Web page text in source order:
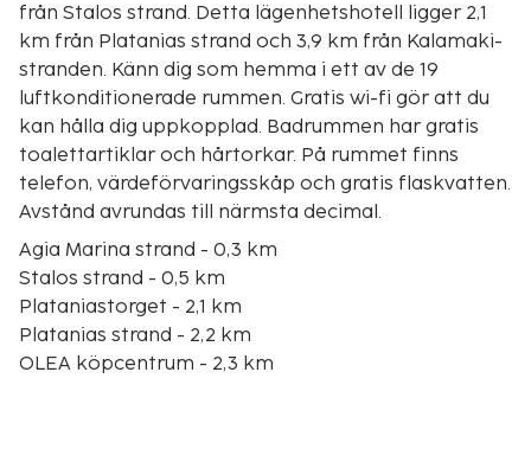
från Stalos strand. Detta lägenhetshotell ligger 2,1
km från Platanias strand och 3,9 km från Kalamaki-
stranden. Känn dig som hemma i ett av de 19
luftkonditionerade rummen. Gratis wi-fi gör att du
kan hålla dig uppkopplad. Badrummen har gratis
toalettartiklar och hårtorkar. På rummet finns
telefon, värdeförvaringsskåp och gratis flaskvatten.
Avstånd avrundas till närmsta decimal.
Agia Marina strand - 0,3 km
Stalos strand - 0,5 km
Plataniastorget - 2,1 km
Platanias strand - 2,2 km
OLEA köpcentrum - 2,3 km